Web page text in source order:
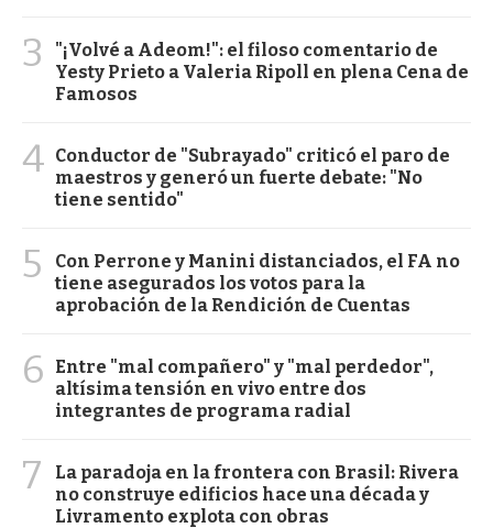
3
"¡Volvé a Adeom!": el filoso comentario de
Yesty Prieto a Valeria Ripoll en plena Cena de
Famosos
4 Conductor de "Subrayado" criticó el paro de
maestros y generó un fuerte debate: "No
tiene sentido"
5
Con Perrone y Manini distanciados, el FA no
tiene asegurados los votos para la
aprobación de la Rendición de Cuentas
6
Entre "mal compañero" y "mal perdedor",
altísima tensión en vivo entre dos
integrantes de programa radial
7
La paradoja en la frontera con Brasil: Rivera
no construye edificios hace una década y
Livramento explota con obras